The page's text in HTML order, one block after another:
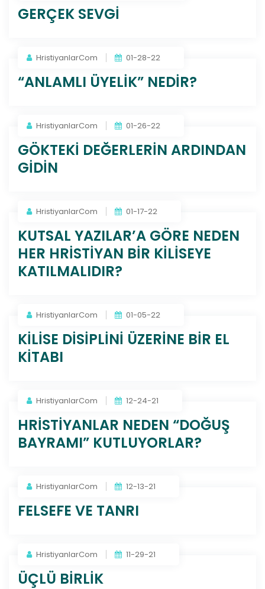
GERÇEK SEVGİ
HristiyanlarCom 01-28-22
“ANLAMLI ÜYELİK” NEDİR?
HristiyanlarCom 01-26-22
GÖKTEKİ DEĞERLERİN ARDINDAN
GİDİN
HristiyanlarCom 01-17-22
KUTSAL YAZILAR’A GÖRE NEDEN
HER HRİSTİYAN BİR KİLİSEYE
KATILMALIDIR?
HristiyanlarCom 01-05-22
KİLİSE DİSİPLİNİ ÜZERİNE BİR EL
KİTABI
HristiyanlarCom 12-24-21
HRİSTİYANLAR NEDEN “DOĞUŞ
BAYRAMI” KUTLUYORLAR?
HristiyanlarCom 12-13-21
FELSEFE VE TANRI
HristiyanlarCom 11-29-21
ÜÇLÜ BİRLİK